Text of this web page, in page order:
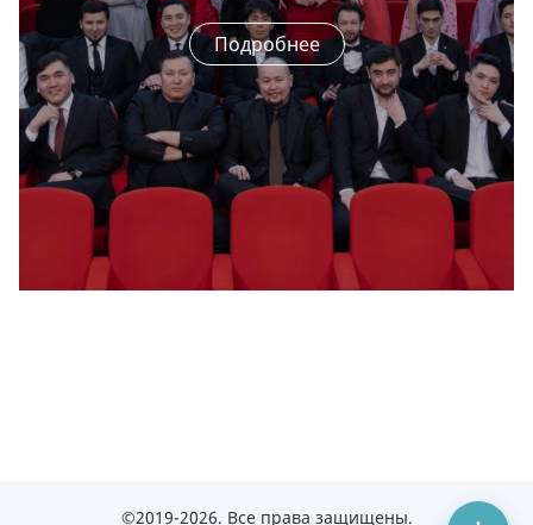
Подробнее
©2019-2026. Все права защищены.